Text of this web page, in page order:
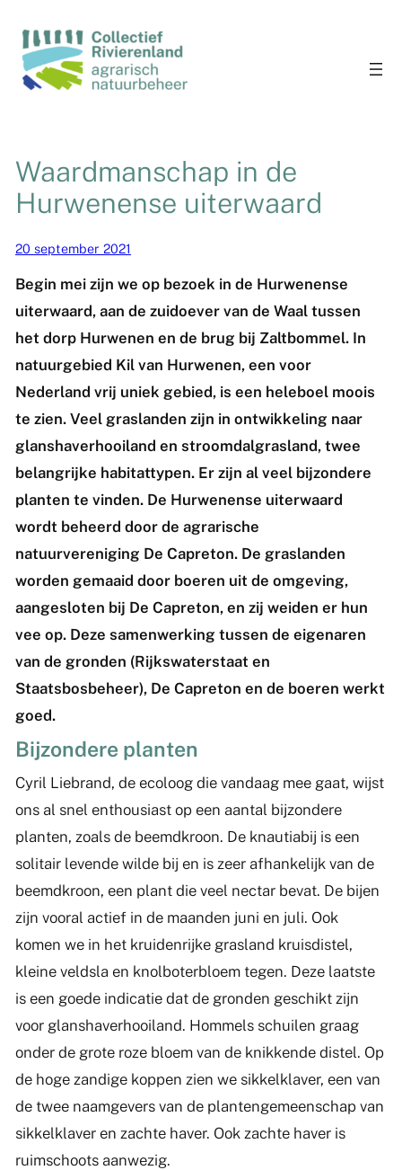
Waardmanschap in de
Hurwenense uiterwaard
20 september 2021
Begin mei zijn we op bezoek in de Hurwenense
uiterwaard, aan de zuidoever van de Waal tussen
het dorp Hurwenen en de brug bij Zaltbommel. In
natuurgebied Kil van Hurwenen, een voor
Nederland vrij uniek gebied, is een heleboel moois
te zien. Veel graslanden zijn in ontwikkeling naar
glanshaverhooiland en stroomdalgrasland, twee
belangrijke habitattypen. Er zijn al veel bijzondere
planten te vinden. De Hurwenense uiterwaard
wordt beheerd door de agrarische
natuurvereniging De Capreton. De graslanden
worden gemaaid door boeren uit de omgeving,
aangesloten bij De Capreton, en zij weiden er hun
vee op. Deze samenwerking tussen de eigenaren
van de gronden (Rijkswaterstaat en
Staatsbosbeheer), De Capreton en de boeren werkt
goed.
Bijzondere planten
Cyril Liebrand, de ecoloog die vandaag mee gaat, wijst
ons al snel enthousiast op een aantal bijzondere
planten, zoals de beemdkroon. De knautiabij is een
solitair levende wilde bij en is zeer afhankelijk van de
beemdkroon, een plant die veel nectar bevat. De bijen
zijn vooral actief in de maanden juni en juli. Ook
komen we in het kruidenrijke grasland kruisdistel,
kleine veldsla en knolboterbloem tegen. Deze laatste
is een goede indicatie dat de gronden geschikt zijn
voor glanshaverhooiland. Hommels schuilen graag
onder de grote roze bloem van de knikkende distel. Op
de hoge zandige koppen zien we sikkelklaver, een van
de twee naamgevers van de plantengemeenschap van
sikkelklaver en zachte haver. Ook zachte haver is
ruimschoots aanwezig.